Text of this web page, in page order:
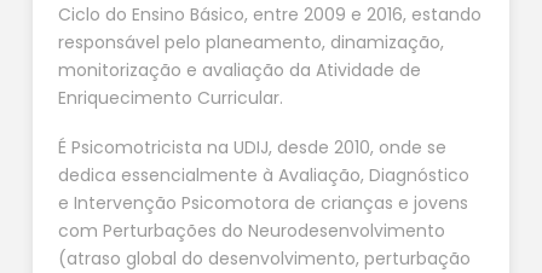
Ciclo do Ensino Básico, entre 2009 e 2016, estando
responsável pelo planeamento, dinamização,
monitorização e avaliação da Atividade de
Enriquecimento Curricular.
É Psicomotricista na UDIJ, desde 2010, onde se
dedica essencialmente à Avaliação, Diagnóstico
e Intervenção Psicomotora de crianças e jovens
com Perturbações do Neurodesenvolvimento
(atraso global do desenvolvimento, perturbação